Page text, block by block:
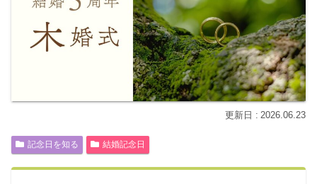
2026.06.23
記念日を知る 結婚記念日